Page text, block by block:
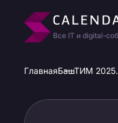
Все IT и digital-
ГлавнаяБашТИМ 2025.